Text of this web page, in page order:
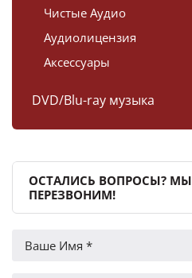
Чистые Аудио
Аудиолицензия
Аксессуары
DVD/Blu-ray музыка
ОСТАЛИСЬ ВОПРОСЫ? МЫ
ПЕРЕЗВОНИМ!